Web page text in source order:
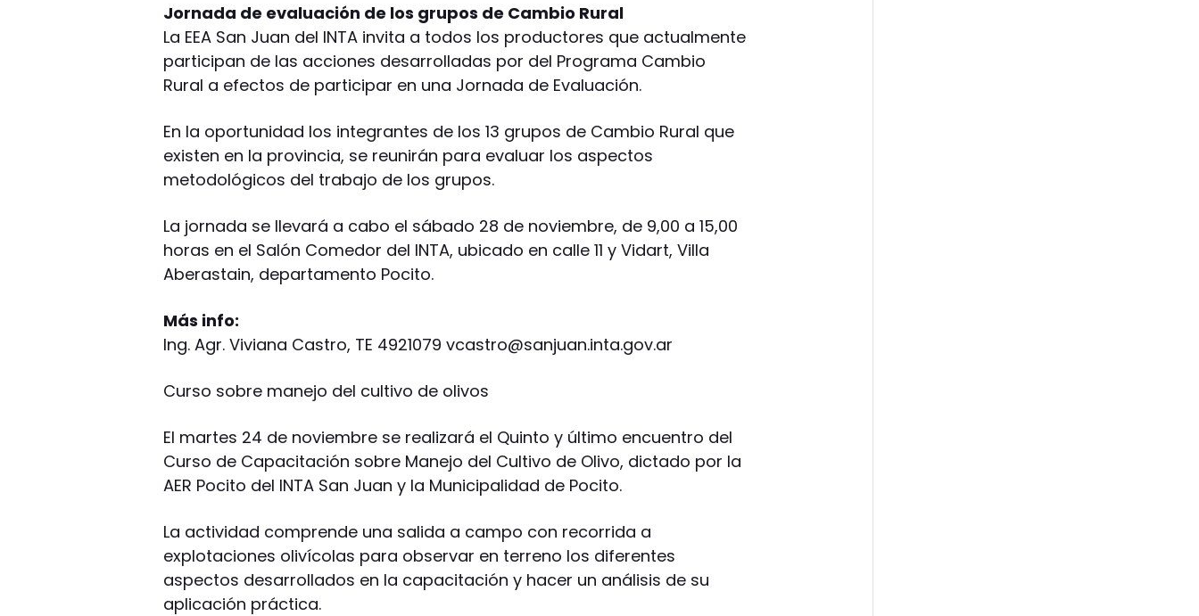
Jornada de evaluación de los grupos de Cambio Rural
La EEA San Juan del INTA invita a todos los productores que actualmente
participan de las acciones desarrolladas por del Programa Cambio
Rural a efectos de participar en una Jornada de Evaluación.
En la oportunidad los integrantes de los 13 grupos de Cambio Rural que
existen en la provincia, se reunirán para evaluar los aspectos
metodológicos del trabajo de los grupos.
La jornada se llevará a cabo el sábado 28 de noviembre, de 9,00 a 15,00
horas en el Salón Comedor del INTA, ubicado en calle 11 y Vidart, Villa
Aberastain, departamento Pocito.
Más info:
Ing. Agr. Viviana Castro, TE 4921079vcastro@sanjuan.inta.gov.ar
Curso sobre manejo del cultivo de olivos
El martes 24 de noviembre se realizará el Quinto y último encuentro del
Curso de Capacitación sobre Manejo del Cultivo de Olivo, dictado por la
AER Pocito del INTA San Juan y la Municipalidad de Pocito.
La actividad comprende una salida a campo con recorrida a
explotaciones olivícolas para observar en terreno los diferentes
aspectos desarrollados en la capacitación y hacer un análisis de su
aplicación práctica.